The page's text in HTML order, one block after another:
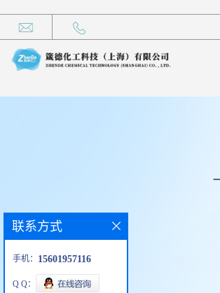
联系方式
手机： 15601957116
Q Q：